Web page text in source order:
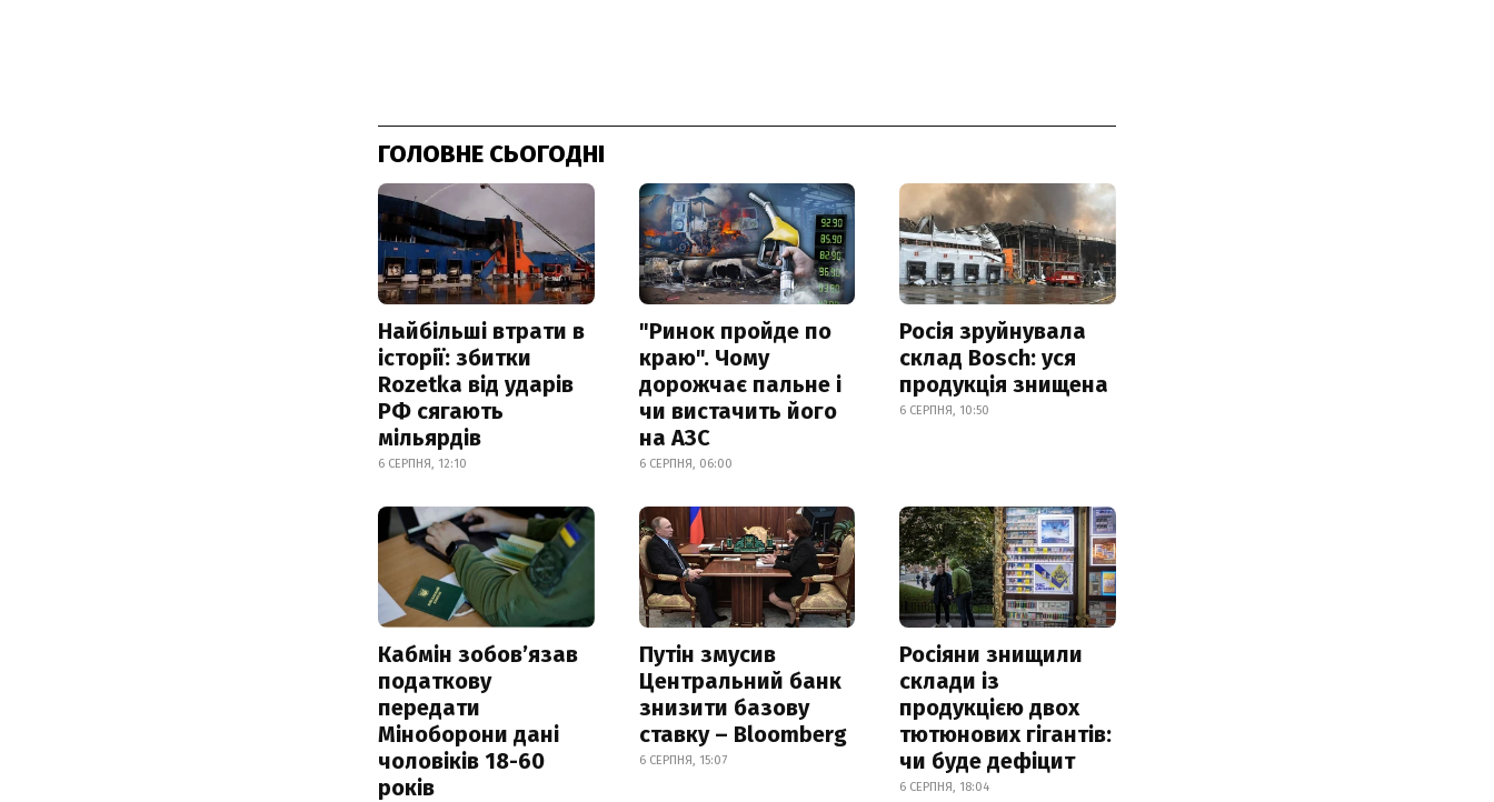
ГОЛОВНЕ СЬОГОДНІ
Найбільші втрати в
історії: збитки
Rozetka від ударів
РФ сягають
мільярдів
6 СЕРПНЯ, 12:10
"Ринок пройде по
краю". Чому
дорожчає пальне і
чи вистачить його
на АЗС
6 СЕРПНЯ, 06:00
Росія зруйнувала
склад Bosch: уся
продукція знищена
6 СЕРПНЯ, 10:50
Кабмін зобовʼязав
податкову
передати
Міноборони дані
чоловіків 18-60
років
Путін змусив
Центральний банк
знизити базову
ставку – Bloomberg
6 СЕРПНЯ, 15:07
Росіяни знищили
склади із
продукцією двох
тютюнових гігантів:
чи буде дефіцит
6 СЕРПНЯ, 18:04